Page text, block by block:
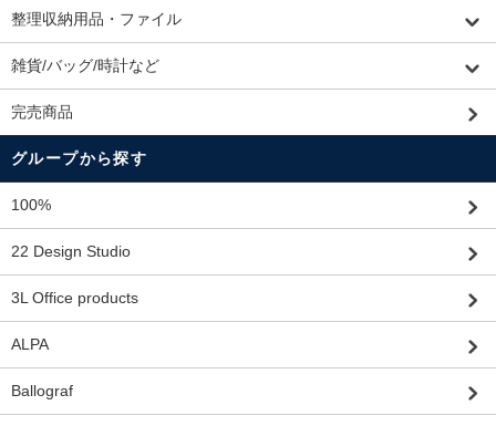
整理収納用品・ファイル
雑貨/バッグ/時計など
完売商品
グループから探す
100%
22 Design Studio
3L Office products
ALPA
Ballograf